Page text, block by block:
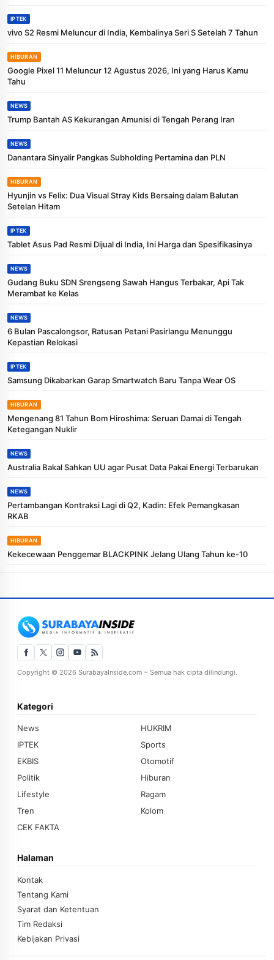
IPTEK
vivo S2 Resmi Meluncur di India, Kembalinya Seri S Setelah 7 Tahun
HIBURAN
Google Pixel 11 Meluncur 12 Agustus 2026, Ini yang Harus Kamu
Tahu
NEWS
Trump Bantah AS Kekurangan Amunisi di Tengah Perang Iran
NEWS
Danantara Sinyalir Pangkas Subholding Pertamina dan PLN
HIBURAN
Hyunjin vs Felix: Dua Visual Stray Kids Bersaing dalam Balutan
Setelan Hitam
IPTEK
Tablet Asus Pad Resmi Dijual di India, Ini Harga dan Spesifikasinya
NEWS
Gudang Buku SDN Srengseng Sawah Hangus Terbakar, Api Tak
Merambat ke Kelas
NEWS
6 Bulan Pascalongsor, Ratusan Petani Pasirlangu Menunggu
Kepastian Relokasi
IPTEK
Samsung Dikabarkan Garap Smartwatch Baru Tanpa Wear OS
HIBURAN
Mengenang 81 Tahun Bom Hiroshima: Seruan Damai di Tengah
Ketegangan Nuklir
NEWS
Australia Bakal Sahkan UU agar Pusat Data Pakai Energi Terbarukan
NEWS
Pertambangan Kontraksi Lagi di Q2, Kadin: Efek Pemangkasan
RKAB
HIBURAN
Kekecewaan Penggemar BLACKPINK Jelang Ulang Tahun ke-10
Copyright © 2026 SurabayaInside.com – Semua hak cipta dilindungi.
Kategori
News
HUKRIM
IPTEK
Sports
EKBIS
Otomotif
Politik
Hiburan
Lifestyle
Ragam
Tren
Kolom
CEK FAKTA
Halaman
Kontak
Tentang Kami
Syarat dan Ketentuan
Tim Redaksi
Kebijakan Privasi